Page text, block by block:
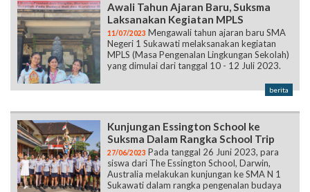
Awali Tahun Ajaran Baru, Suksma
Laksanakan Kegiatan MPLS
11/07/2023 Mengawali tahun ajaran baru SMA
Negeri 1 Sukawati melaksanakan kegiatan
MPLS (Masa Pengenalan Lingkungan Sekolah)
yang dimulai dari tanggal 10 - 12 Juli 2023.
berita
Kunjungan Essington School ke
Suksma Dalam Rangka School Trip
27/06/2023 Pada tanggal 26 Juni 2023, para
siswa dari The Essington School, Darwin,
Australia melakukan kunjungan ke SMA N 1
Sukawati dalam rangka pengenalan budaya